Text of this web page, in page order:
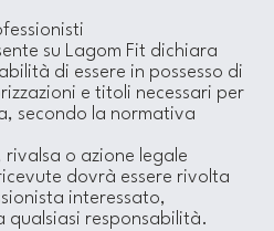
su Lagom Fit dichiara
di essere in possesso di
e titoli necessari per
secondo la normativa
o azione legale
dovrà essere rivolta
interessato,
qualsiasi responsabilità.